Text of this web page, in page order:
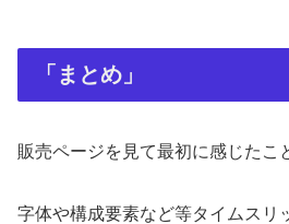
「まとめ」
販売ページを見て最初に感じたこ
字体や構成要素など等タイムスリ